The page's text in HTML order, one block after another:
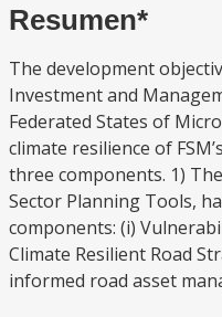
Resumen*
The development
Investment and
Federated States of
climate resilience of
three components. 1)
Sector Planning Tools,
components: (i)
Climate Resilient Road
informed road asset